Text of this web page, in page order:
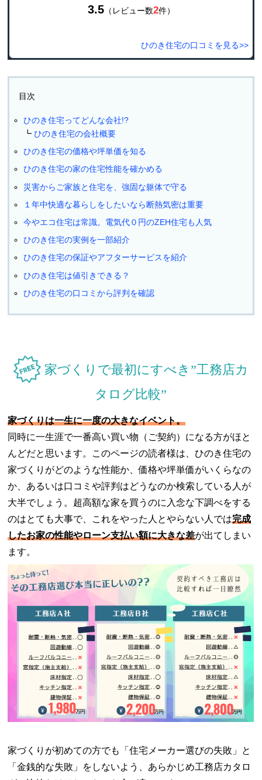
3.5（レビュー数2件）
ひのき住宅の口コミを見る>>
目次
ひのき住宅ってどんな会社!?
ひのき住宅の会社概要
ひのき住宅の価格や坪単価を知る
ひのき住宅の家の住宅性能を確かめる
災害からご家族と住宅を、強固な躯体で守る
１年中快適な暮らしをしたいなら断熱気密は重要
今やエコ住宅は常識。電気代０円のZEH住宅も人気
ひのき住宅の実例を一部紹介
ひのき住宅の保証やアフターサービスを紹介
ひのき住宅は値引きできる？
ひのき住宅の口コミから評判を確認